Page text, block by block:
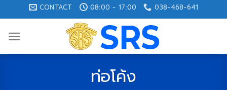
to
content
CONTACT 08:00 - 17:00 038-468-641
ท่อโค้ง